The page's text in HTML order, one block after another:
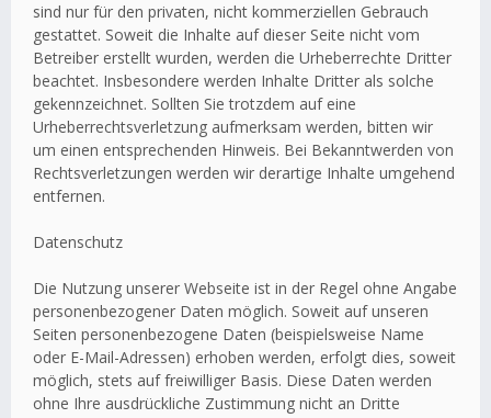
sind nur für den privaten, nicht kommerziellen Gebrauch
gestattet. Soweit die Inhalte auf dieser Seite nicht vom
Betreiber erstellt wurden, werden die Urheberrechte Dritter
beachtet. Insbesondere werden Inhalte Dritter als solche
gekennzeichnet. Sollten Sie trotzdem auf eine
Urheberrechtsverletzung aufmerksam werden, bitten wir
um einen entsprechenden Hinweis. Bei Bekanntwerden von
Rechtsverletzungen werden wir derartige Inhalte umgehend
entfernen.
Datenschutz
Die Nutzung unserer Webseite ist in der Regel ohne Angabe
personenbezogener Daten möglich. Soweit auf unseren
Seiten personenbezogene Daten (beispielsweise Name
oder E-Mail-Adressen) erhoben werden, erfolgt dies, soweit
möglich, stets auf freiwilliger Basis. Diese Daten werden
ohne Ihre ausdrückliche Zustimmung nicht an Dritte